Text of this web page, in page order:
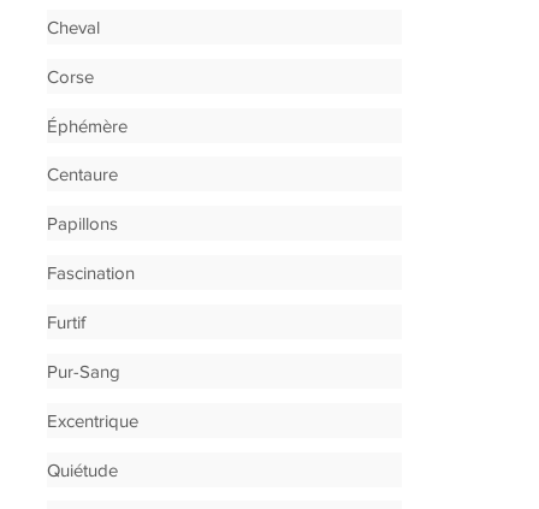
Cheval
Corse
Éphémère
Centaure
Papillons
Fascination
Furtif
Pur-Sang
Excentrique
Quiétude